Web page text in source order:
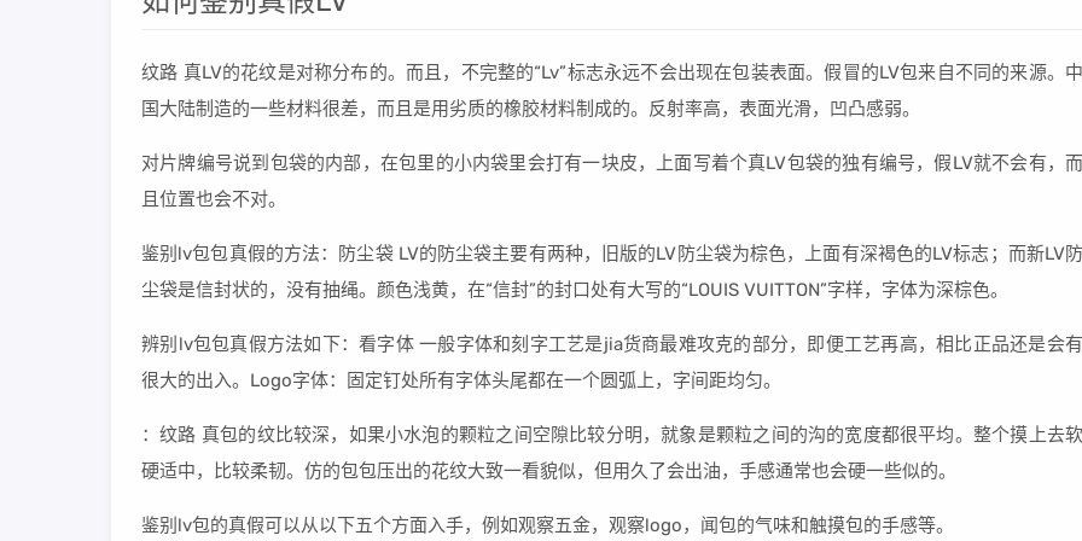
纹路 真LV的花纹是对称分布的。而且，不完整的“Lv”标志永远不会出现在包装表面。假冒的LV包来自不同的来源。中
国大陆制造的一些材料很差，而且是用劣质的橡胶材料制成的。反射率高，表面光滑，凹凸感弱。
对片牌编号说到包袋的内部，在包里的小内袋里会打有一块皮，上面写着个真LV包袋的独有编号，假LV就不会有，而
且位置也会不对。
鉴别lv包包真假的方法：防尘袋 LV的防尘袋主要有两种，旧版的LV防尘袋为棕色，上面有深褐色的LV标志；而新LV防
尘袋是信封状的，没有抽绳。颜色浅黄，在“信封”的封口处有大写的“LOUIS VUITTON”字样，字体为深棕色。
辨别lv包包真假方法如下：看字体 一般字体和刻字工艺是jia货商最难攻克的部分，即便工艺再高，相比正品还是会有
很大的出入。Logo字体：固定钉处所有字体头尾都在一个圆弧上，字间距均匀。
：纹路 真包的纹比较深，如果小水泡的颗粒之间空隙比较分明，就象是颗粒之间的沟的宽度都很平均。整个摸上去软
硬适中，比较柔韧。仿的包包压出的花纹大致一看貌似，但用久了会出油，手感通常也会硬一些似的。
鉴别lv包的真假可以从以下五个方面入手，例如观察五金，观察logo，闻包的气味和触摸包的手感等。